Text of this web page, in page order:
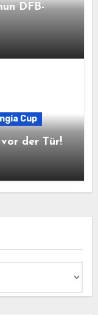
DFB-
Cup
der Tür!